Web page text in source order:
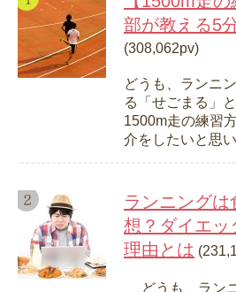
部が教える5
(308,062pv)
どうも、ランニ
る「せごまる」
1500m走の練習
介をしたいと思
ランニングは
想？ダイエッ
理由とは
どうも、ラン